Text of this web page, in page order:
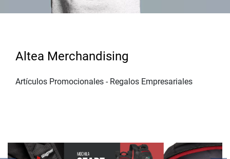
Altea Merchandising
Artículos Promocionales - Regalos Empresariales